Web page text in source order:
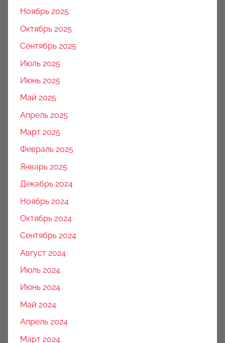
Ноябрь 2025
Октябрь 2025
Сентябрь 2025
Июль 2025
Июнь 2025
Май 2025
Апрель 2025
Март 2025
Февраль 2025
Январь 2025
Декабрь 2024
Ноябрь 2024
Октябрь 2024
Сентябрь 2024
Август 2024
Июль 2024
Июнь 2024
Май 2024
Апрель 2024
Март 2024